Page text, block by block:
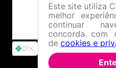
Este site utiliza
melhor
continuar
concorda com
de cookies e